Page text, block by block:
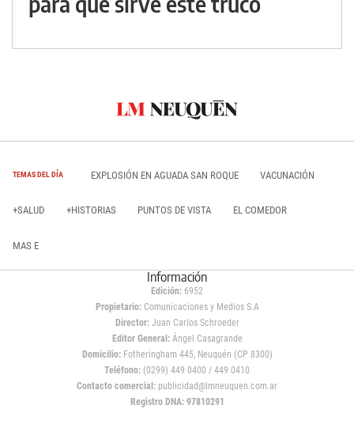
TEMAS DEL DÍA EXPLOSIÓN EN AGUADA SAN ROQUE VACUNACIÓN
+SALUD +HISTORIAS PUNTOS DE VISTA EL COMEDOR
MAS E
Información
Edición: 6952
Propietario:Comunicaciones y Medios S.A
Director: Juan Carlos Schroeder
Editor General:Ángel Casagrande
Domicilio:Fotheringham 445, Neuquén (CP 8300)
Teléfono: (0299) 449 0400 / 449 0410
Contacto comercial: publicidad@lmneuquen.com.ar
Registro DNA: 97810291